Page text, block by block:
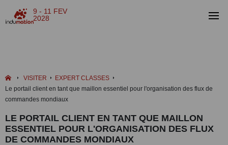
9 - 11 FEV
2028
VISITER
EXPERT CLASSES
Le portail client en tant que maillon essentiel pour l'organisation des flux de
commandes mondiaux
LE PORTAIL CLIENT EN TANT QUE MAILLON
ESSENTIEL POUR L'ORGANISATION DES FLUX
DE COMMANDES MONDIAUX